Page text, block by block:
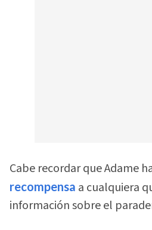
Cabe recordar que Adame
recompensa a cualquiera
información sobre el